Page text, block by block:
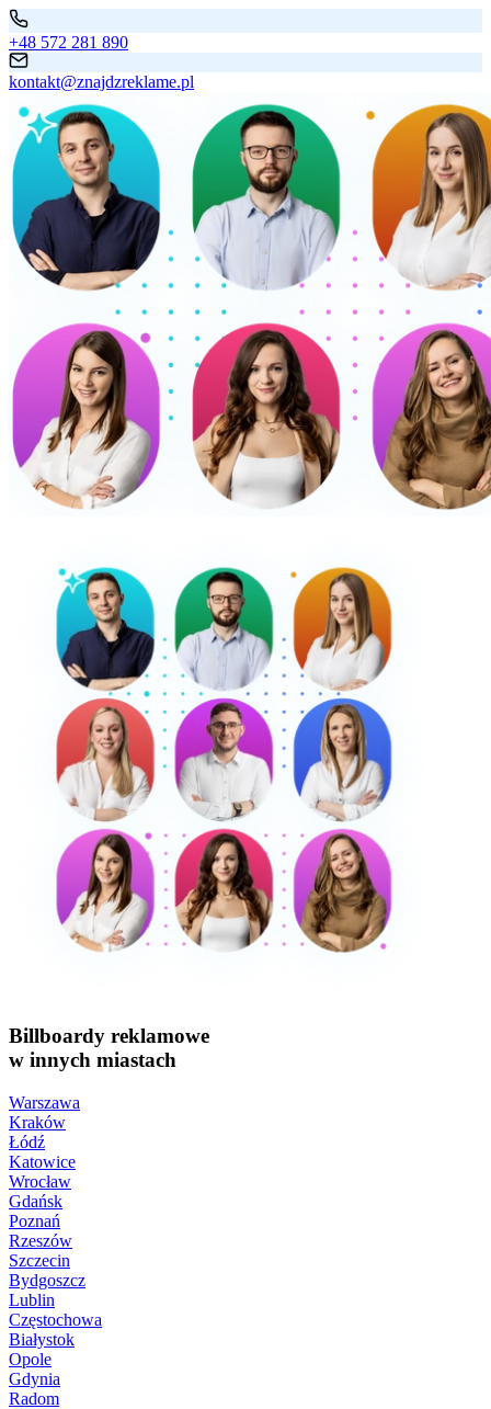
+48 572 281 890
kontakt@znajdzreklame.pl
Billboardy reklamowe
w innych miastach
Warszawa
Kraków
Łódź
Katowice
Wrocław
Gdańsk
Poznań
Rzeszów
Szczecin
Bydgoszcz
Lublin
Częstochowa
Białystok
Opole
Gdynia
Radom